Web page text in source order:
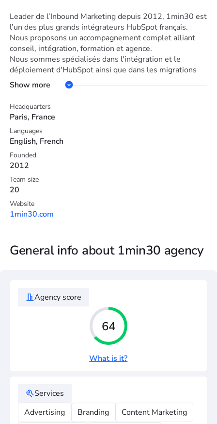
Leader de l’Inbound Marketing depuis 2012, 1min30 est
l’un des plus grands intégrateurs HubSpot français.
Nous proposons un accompagnement complet alliant
conseil, intégration, formation et agence.
Nous sommes spécialisés dans l'intégration et le
déploiement d'HubSpot ainsi que dans les migrations
CRM les plus complexes. Nous avons également une
forte expertise de conseil autour du marketing, de la
vente et du service grâce à nos méthodologies
d'intelligence collective que nous avons développées,
mises en place au sein de notre agence et chez nos
clients. Nous sommes certifiés Qualiopi ce qui nous
permet de dispenser des formations chez nos clients
prises en charge par leur Opco.
Show more
Headquarters
Paris, France
Languages
English, French
Founded
2012
Team size
20
Website
1min30.com
General info about 1min30 agency
Agency score
64
What is it?
Services
Advertising
Branding
Content Marketing